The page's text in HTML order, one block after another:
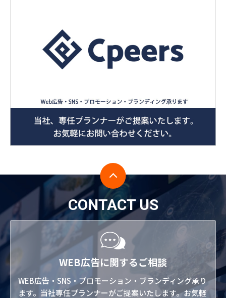
CONTACT US
WEB広告に関するご相談
WEB広告・SNS・プロモーション・ブランディング承り
ます。当社専任プランナーがご提案いたします。お気軽